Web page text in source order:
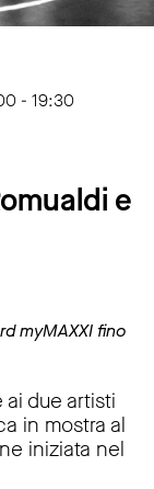
- 19:30
e
myMAXXI fino
due artisti
in mostra al
iniziata nel